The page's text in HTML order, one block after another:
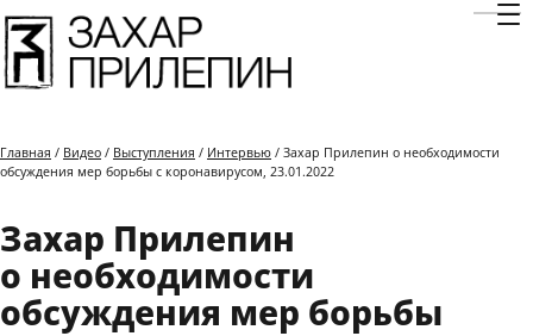
Главная / Видео / Выступления / Интервью / Захар Прилепин о необходимости
обсуждения мер борьбы с коронавирусом, 23.01.2022
Захар Прилепин
о необходимости
обсуждения мер борьбы